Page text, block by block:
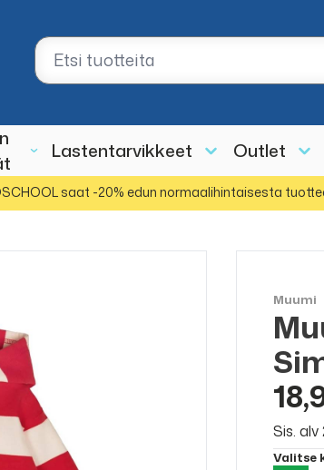
Lastentarvikkeet Outlet
saat -20% edun normaalihintaisesta
Muumi
Sis. alv
Valitse